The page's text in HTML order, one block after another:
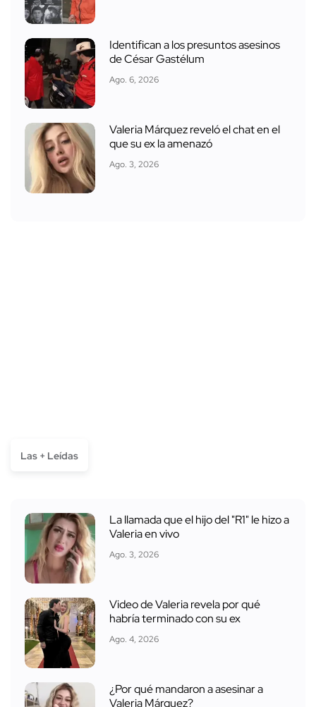
Identifican a los presuntos asesinos
de César Gastélum
Ago. 6, 2026
Valeria Márquez reveló el chat en el
que su ex la amenazó
Ago. 3, 2026
Las + Leídas
La llamada que el hijo del "R1" le hizo a
Valeria en vivo
Ago. 3, 2026
Video de Valeria revela por qué
habría terminado con su ex
Ago. 4, 2026
¿Por qué mandaron a asesinar a
Valeria Márquez?